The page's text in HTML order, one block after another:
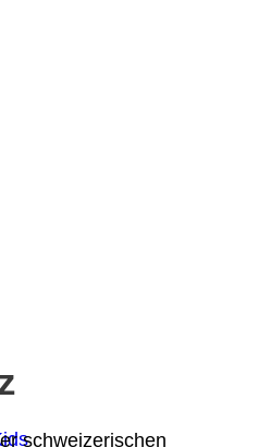
schweizerischen